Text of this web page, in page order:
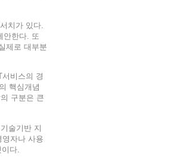
치가 있다.
안한다. 또
제로 대부분
비스의 경
핵심개념
구분은 큰
술기반 지
자나 사용
다.